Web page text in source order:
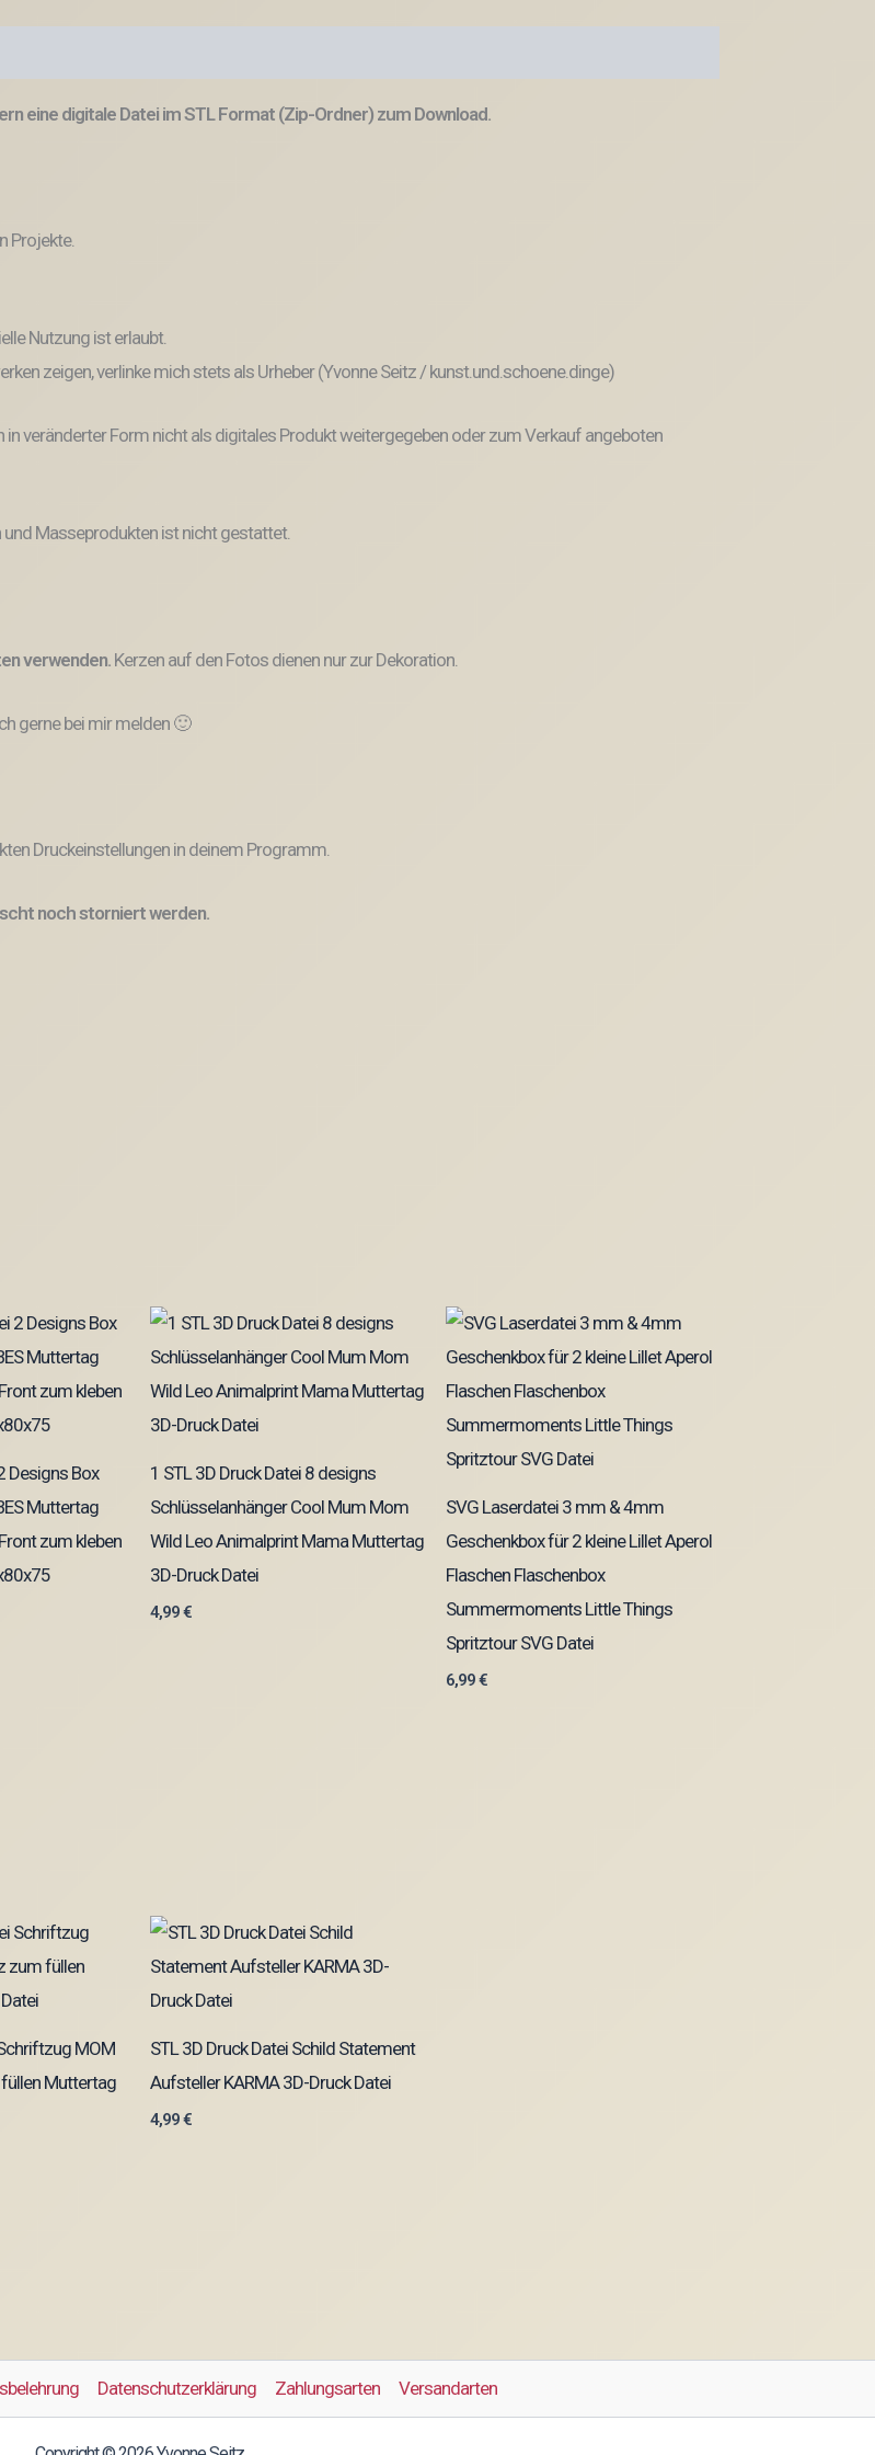
eine digitale Datei im STL Format (Zip-Ordner) zum Download.
Projekte.
Nutzung ist erlaubt.
zeigen, verlinke mich stets als Urheber (Yvonne Seitz / kunst.und.schoene.dinge)
veränderter Form nicht als digitales Produkt weitergegeben oder zum Verkauf angeboten
und Masseprodukten ist nicht gestattet.
verwenden. Kerzen auf den Fotos dienen nur zur Dekoration.
gerne bei mir melden 🙂
Druckeinstellungen in deinem Programm.
noch storniert werden.
Designs Box
Muttertag
zum kleben
1 STL 3D Druck Datei 8 designs
Schlüsselanhänger Cool Mum Mom
Wild Leo Animalprint Mama Muttertag
3D-Druck Datei
4,99€
SVG Laserdatei 3 mm & 4mm
Geschenkbox für 2 kleine Lillet Aperol
Flaschen Flaschenbox
Summermoments Little Things
Spritztour SVG Datei
6,99€
MOM
Muttertag
STL 3D Druck Datei Schild Statement
Aufsteller KARMA 3D-Druck Datei
4,99€
Datenschutzerklärung Zahlungsarten Versandarten